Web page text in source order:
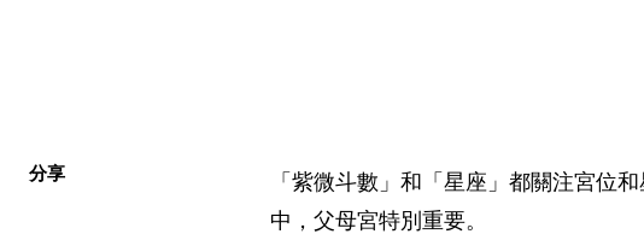
分享
「紫微斗數」和「星座」都關注宮位
中，父母宮特別重要。